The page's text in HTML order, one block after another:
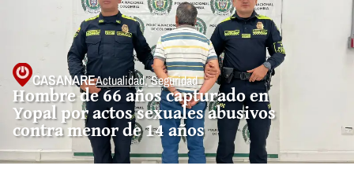
CASANAREActualidad,Seguridad
Hombre de 66 años capturado en
Yopal por actos sexuales abusivos
contra menor de 14 años